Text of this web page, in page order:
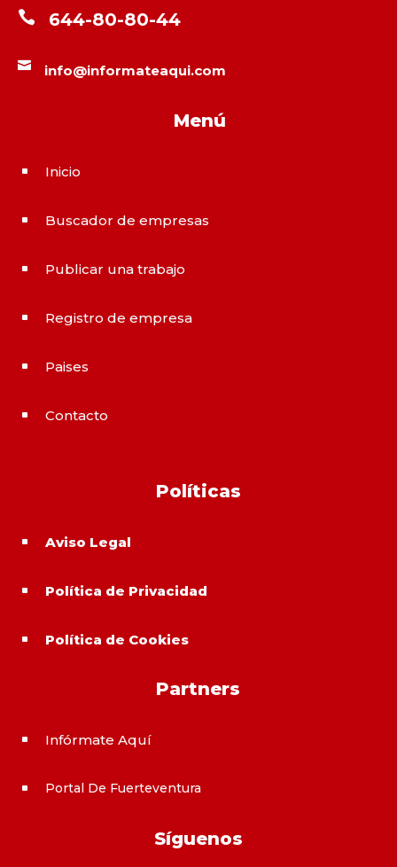
 644-80-80-44
 info@informateaqui.com
Menú
^ Inicio
^ Buscador de empresas
^ Publicar una trabajo
^ Registro de empresa
^ Paises
^ Contacto
Políticas
^ Aviso Legal
^ Política de Privacidad
^ Política de Cookies
Partners
^ Infórmate Aquí
^ Portal De Fuerteventura
Síguenos